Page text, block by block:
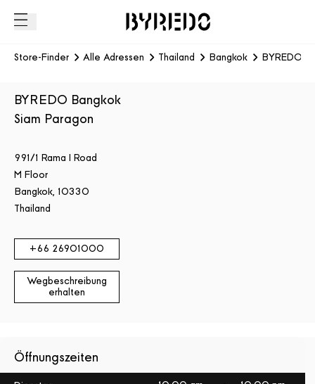
Store-Finder Alle Adressen Thailand Bangkok BYREDO
BYREDO Bangkok
Siam Paragon
991/1 Rama I Road
M Floor
Bangkok, 10330
Thailand
+66 26901000
Wegbeschreibung
erhalten
Öffnungszeiten